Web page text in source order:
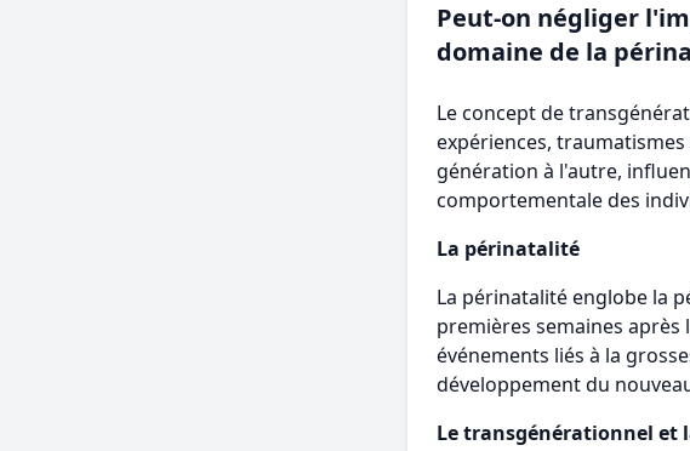
Peut-on négliger
domaine de la
Le concept de
expériences,
génération à l'autre,
comportementale des
La périnatalité
La périnatalité englobe la
premières semaines après
événements liés à la
développement du
Le transgénérationnel et